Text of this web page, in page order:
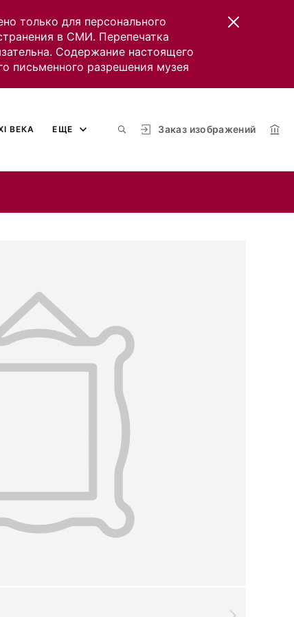
только для персонального
в СМИ. Перепечатка
Содержание настоящего
письменного разрешения музея
Заказ изображений
ВЕКА ЕЩЕ